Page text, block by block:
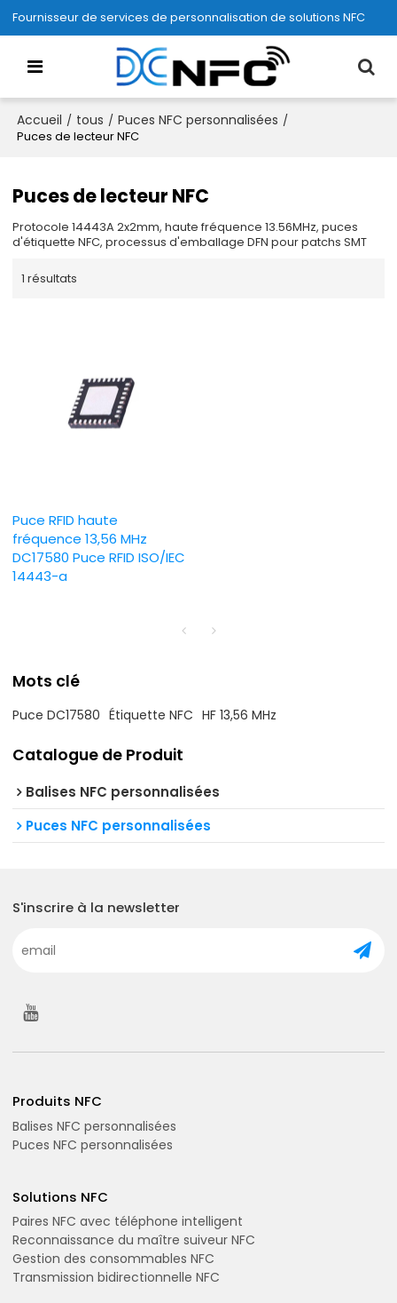
Fournisseur de services de personnalisation de solutions NFC
Accueil / tous / Puces NFC personnalisées /
Puces de lecteur NFC
Puces de lecteur NFC
Protocole 14443A 2x2mm, haute fréquence 13.56MHz, puces
d'étiquette NFC, processus d'emballage DFN pour patchs SMT
1 résultats
Puce RFID haute
fréquence 13,56 MHz
DC17580 Puce RFID ISO/IEC
14443-a
Mots clé
Puce DC17580 Étiquette NFC HF 13,56 MHz
Catalogue de Produit
Balises NFC personnalisées
Puces NFC personnalisées
S'inscrire à la newsletter
Produits NFC
Balises NFC personnalisées
Puces NFC personnalisées
Solutions NFC
Paires NFC avec téléphone intelligent
Reconnaissance du maître suiveur NFC
Gestion des consommables NFC
Transmission bidirectionnelle NFC